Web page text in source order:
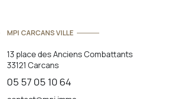
MPI CARCANS VILLE
13 place des Anciens Combattants
33121 Carcans
05 57 05 10 64